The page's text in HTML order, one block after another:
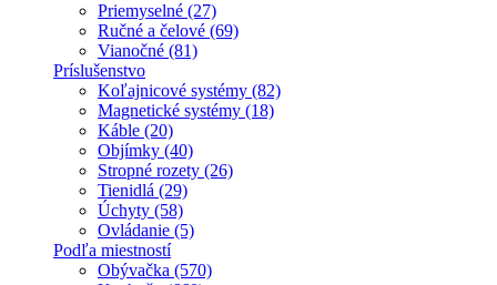
Priemyselné (27)
Ručné a čelové (69)
Vianočné (81)
Príslušenstvo
Koľajnicové systémy (82)
Magnetické systémy (18)
Káble (20)
Objímky (40)
Stropné rozety (26)
Tienidlá (29)
Úchyty (58)
Ovládanie (5)
Podľa miestností
Obývačka (570)